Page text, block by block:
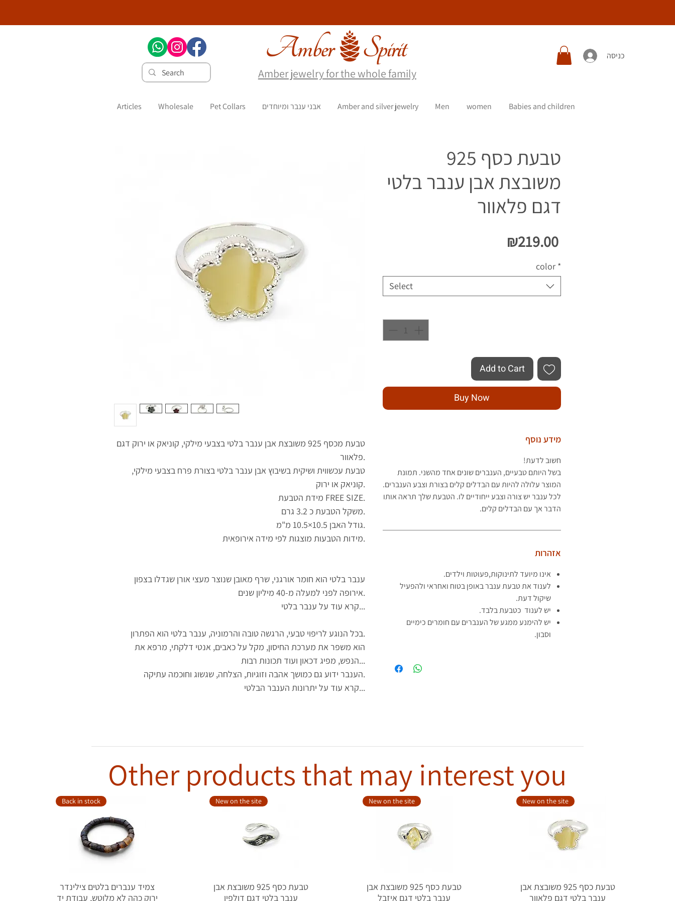
Amber jewelry for the whole family
כניסה
Babies and children
women
Men
Amber and silver jewelry אבני ענבר ומיוחדים Pet Collars
Wholesale
Articles
טבעת מכסף 925 משובצת אבן ענבר בלטי בצבעי מילקי, קוניאק או ירוק דגם
פלאוור.
טבעת עכשווית ושיקית בשיבוץ אבן ענבר בלטי בצורת פרח בצבעי מילקי,
קוניאק או ירוק.
מידת הטבעת FREE SIZE.
משקל הטבעת כ 3.2 גרם.
גודל האבן 10.5×10.5 מ"מ.
מידות הטבעות מוצגות לפי מידה אירופאית.
ענבר בלטי הוא חומר אורגני, שרף מאובן שנוצר מעצי אורן שגדלו בצפון
אירופה לפני למעלה מ-40 מיליון שנים.
קרא עוד על ענבר בלטי...
בכל הנוגע לריפוי טבעי, הרגשה טובה והרמוניה, ענבר בלטי הוא הפתרון.
הוא משפר את מערכת החיסון, מקל על כאבים, אנטי דלקתי, מרפא את
הנפש, מפיג דכאון ועוד תכונות רבות...
הענבר ידוע גם כמושך אהבה וזוגיות, הצלחה, שגשוג וחוכמה עתיקה.
קרא עוד על יתרונות הענבר הבלטי...
טבעת כסף 925
משובצת אבן ענבר בלטי
דגם פלאוור
₪219.00Price
color *
Select
Add to Cart
Buy Now
מידע נוסף
חשוב לדעת!
בשל היותם טבעיים, הענברים שונים אחד מהשני. תמונת
המוצר עלולה להיות עם הבדלים קלים בצורת וצבע הענברים.
לכל ענבר יש צורה וצבע ייחודיים לו. הטבעת שלך תראה אותו
הדבר אך עם הבדלים קלים.
אזהרות
אינו מיועד לתינוקות,פעוטות וילדים.
לענוד את טבעת ענבר באופן בטוח ואחראי ולהפעיל
שיקול דעת.
יש לענוד כטבעת בלבד.
יש להימנע ממגע של הענברים עם חומרים כימיים
וסבון.
Other products that may interest you
Back in stock
צמיד ענברים בלטים צילינדר
ירוק כהה לא מלוטש, עבודת יד
New on the site
טבעת כסף 925 משובצת אבן
ענבר בלטי דגם דולפין
New on the site
טבעת כסף 925 משובצת אבן
ענבר בלטי דגם איזבל
New on the site
טבעת כסף 925 משובצת אבן
ענבר בלטי דגם פלאוור